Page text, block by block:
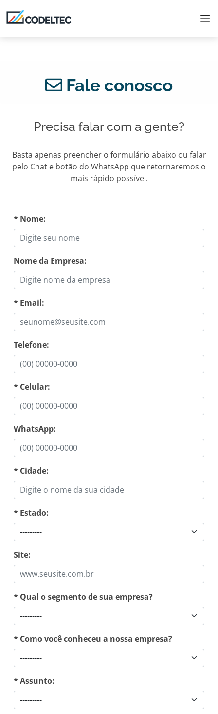
Fale conosco
Precisa falar com a gente?
Basta apenas preencher o formulário abaixo ou falar
pelo Chat e botão do WhatsApp que retornaremos o
mais rápido possível.
* Nome:
Nome da Empresa:
* Email:
Telefone:
* Celular:
WhatsApp:
* Cidade:
* Estado:
Site:
* Qual o segmento de sua empresa?
* Como você conheceu a nossa empresa?
* Assunto: